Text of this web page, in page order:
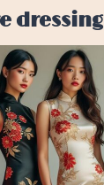
dressing